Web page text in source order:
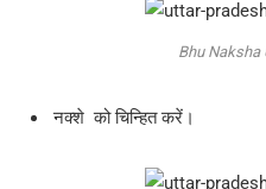
Bhu Naksha
नक्शे को चिन्हित करें।